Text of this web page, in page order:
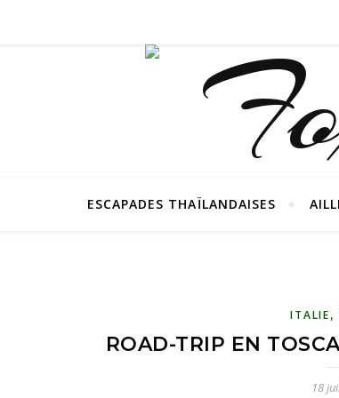
ESCAPADES THAÏLANDAISES
ITALIE,
ROAD-TRIP EN
18